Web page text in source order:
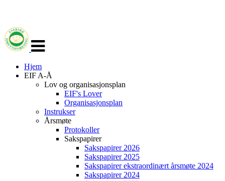
navigasjon
Hjem
EIF A-Å
Lov og organisasjonsplan
EIF's Lover
Organisasjonsplan
Instrukser
Årsmøte
Protokoller
Sakspapirer
Sakspapirer 2026
Sakspapirer 2025
Sakspapirer ekstraordinært årsmøte 2024
Sakspapirer 2024